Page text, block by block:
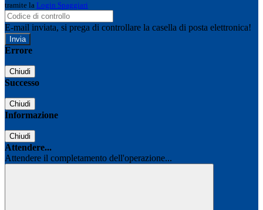
tramite la Login Spaggiari
E-mail inviata, si prega di controllare la casella di posta elettronica!
Errore
Chiudi
Successo
Chiudi
Informazione
Chiudi
Attendere...
Attendere il completamento dell'operazione...